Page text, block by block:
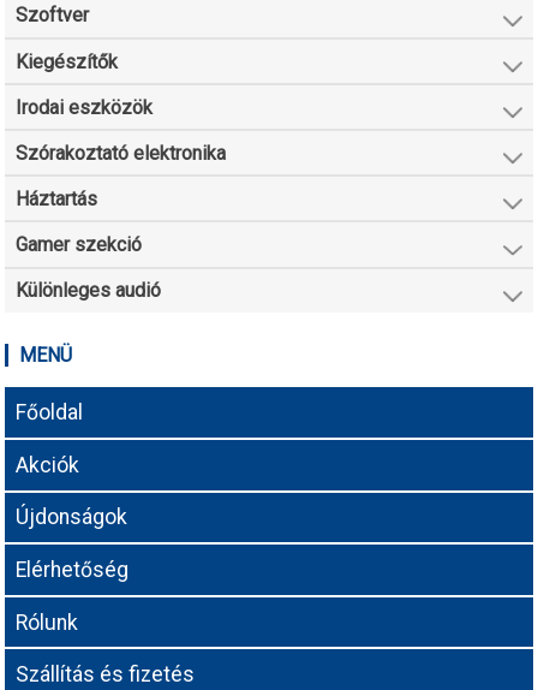
Szoftver
Kiegészítők
Irodai eszközök
Szórakoztató elektronika
Háztartás
Gamer szekció
Különleges audió
MENÜ
Főoldal
Akciók
Újdonságok
Elérhetőség
Rólunk
Szállítás és fizetés